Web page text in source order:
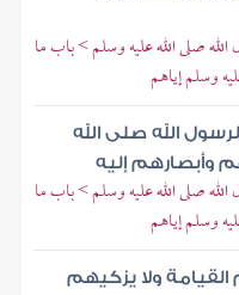
صلى الله عليه وسلم > باب ما
وسلم إياهم
الله صلى الله
وأبصارهم إليه
صلى الله عليه وسلم > باب ما
وسلم إياهم
القيامة ولا يزكيهم